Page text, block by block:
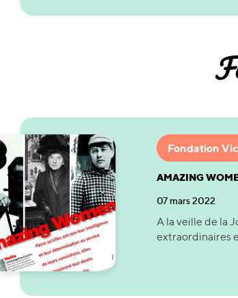
Fondation
AMAZING
07 mars 2022
A la veille de la
extraordinaires